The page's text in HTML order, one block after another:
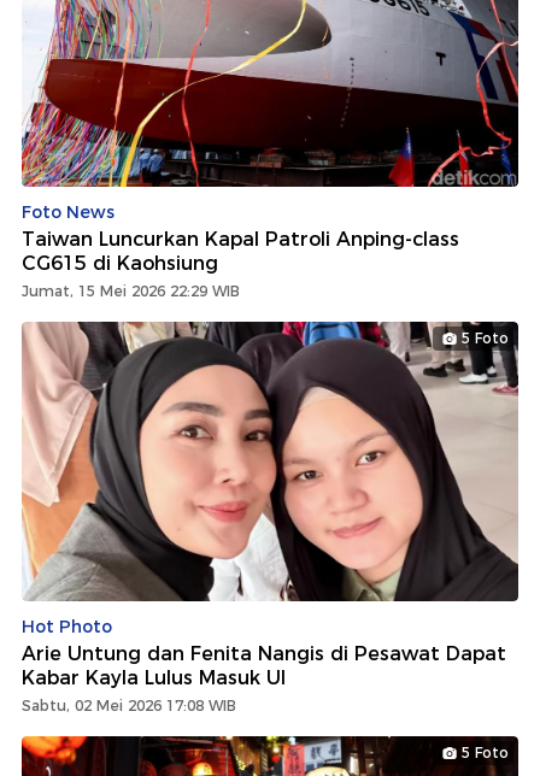
Foto News
Taiwan Luncurkan Kapal Patroli Anping-class
CG615 di Kaohsiung
Jumat, 15 Mei 2026 22:29 WIB
5 Foto
Hot Photo
Arie Untung dan Fenita Nangis di Pesawat Dapat
Kabar Kayla Lulus Masuk UI
Sabtu, 02 Mei 2026 17:08 WIB
5 Foto